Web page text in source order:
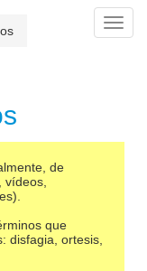
de
que
disfagia, ortesis,